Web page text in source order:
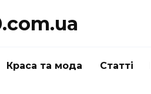
Краса та мода Статті